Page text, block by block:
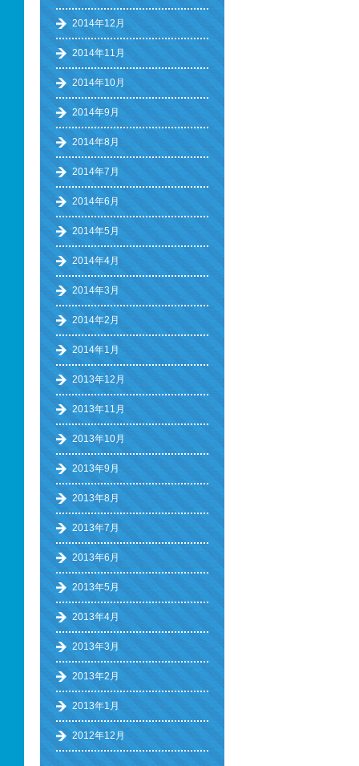
2014年12月
2014年11月
2014年10月
2014年9月
2014年8月
2014年7月
2014年6月
2014年5月
2014年4月
2014年3月
2014年2月
2014年1月
2013年12月
2013年11月
2013年10月
2013年9月
2013年8月
2013年7月
2013年6月
2013年5月
2013年4月
2013年3月
2013年2月
2013年1月
2012年12月